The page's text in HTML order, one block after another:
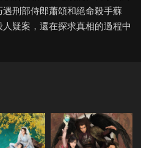
刑部侍郎蕭頌和絕命殺手蘇
疑案，還在探求真相的過程中